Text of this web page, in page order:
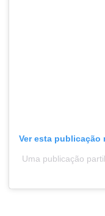
Ver esta publicação
Uma publicação